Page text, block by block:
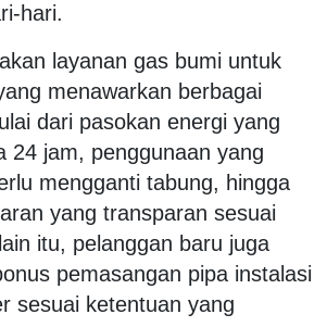
hari.
layanan gas bumi untuk
menawarkan berbagai
dari pasokan energi yang
24 jam, penggunaan yang
mengganti tabung, hingga
yang transparan sesuai
itu, pelanggan baru juga
pemasangan pipa instalasi
sesuai ketentuan yang